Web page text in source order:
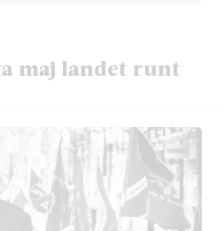
maj landet runt